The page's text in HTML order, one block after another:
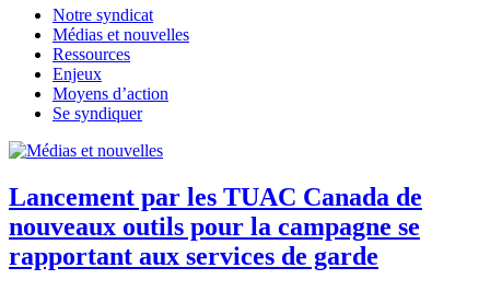
Notre syndicat
Médias et nouvelles
Ressources
Enjeux
Moyens d’action
Se syndiquer
Lancement par les TUAC Canada de
nouveaux outils pour la campagne se
rapportant aux services de garde